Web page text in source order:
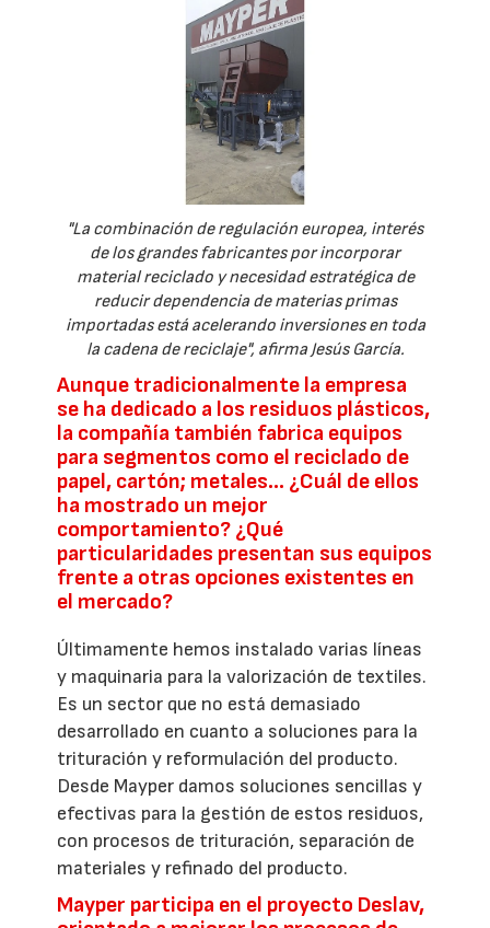
"La combinación de regulación europea, interés
de los grandes fabricantes por incorporar
material reciclado y necesidad estratégica de
reducir dependencia de materias primas
importadas está acelerando inversiones en toda
la cadena de reciclaje", afirma Jesús García.
Aunque tradicionalmente la empresa
se ha dedicado a los residuos plásticos,
la compañía también fabrica equipos
para segmentos como el reciclado de
papel, cartón; metales… ¿Cuál de ellos
ha mostrado un mejor
comportamiento? ¿Qué
particularidades presentan sus equipos
frente a otras opciones existentes en
el mercado?
Últimamente hemos instalado varias líneas
y maquinaria para la valorización de textiles.
Es un sector que no está demasiado
desarrollado en cuanto a soluciones para la
trituración y reformulación del producto.
Desde Mayper damos soluciones sencillas y
efectivas para la gestión de estos residuos,
con procesos de trituración, separación de
materiales y refinado del producto.
Mayper participa en el proyecto Deslav,